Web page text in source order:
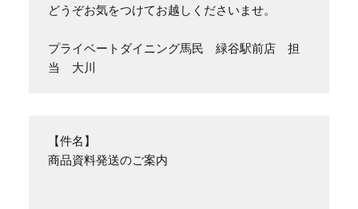
どうぞお気をつけてお越しくださいませ。
プライベートダイニング馬民　緑谷駅前店　担
当　大川
【件名】
商品資料発送のご案内